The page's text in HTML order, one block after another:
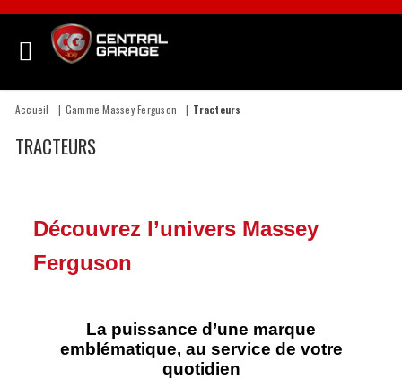
Accueil Gamme Massey Ferguson Tracteurs
TRACTEURS
Découvrez l’univers Massey
Ferguson
La puissance d’une marque
emblématique, au service de votre
quotidien